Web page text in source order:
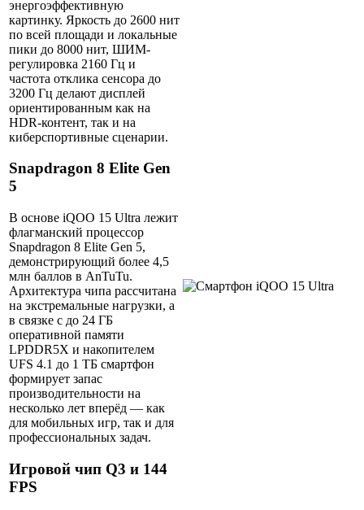
энергоэффективную
картинку. Яркость до 2600 нит
по всей площади и локальные
пики до 8000 нит, ШИМ-
регулировка 2160 Гц и
частота отклика сенсора до
3200 Гц делают дисплей
ориентированным как на
HDR-контент, так и на
киберспортивные сценарии.
Snapdragon 8 Elite Gen
5
В основе iQOO 15 Ultra лежит
флагманский процессор
Snapdragon 8 Elite Gen 5,
демонстрирующий более 4,5
млн баллов в AnTuTu.
Архитектура чипа рассчитана
на экстремальные нагрузки, а
в связке с до 24 ГБ
оперативной памяти
LPDDR5X и накопителем
UFS 4.1 до 1 ТБ смартфон
формирует запас
производительности на
несколько лет вперёд — как
для мобильных игр, так и для
профессиональных задач.
Игровой чип Q3 и 144
FPS